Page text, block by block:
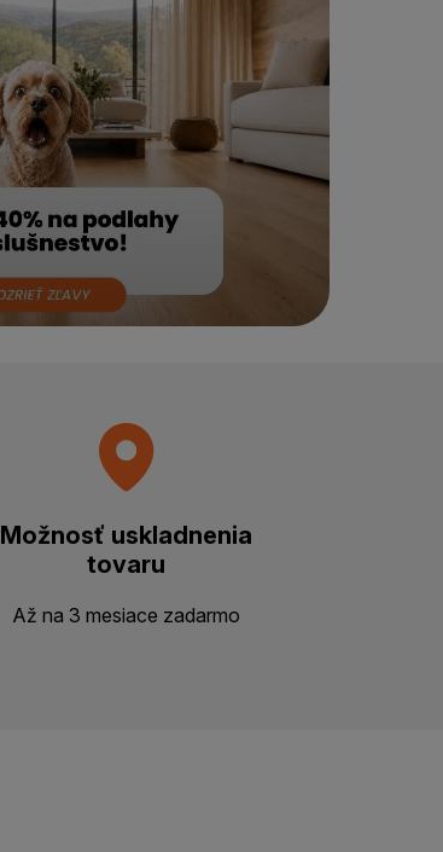
Možnosť uskladnenia
tovaru
Až na 3 mesiace zadarmo